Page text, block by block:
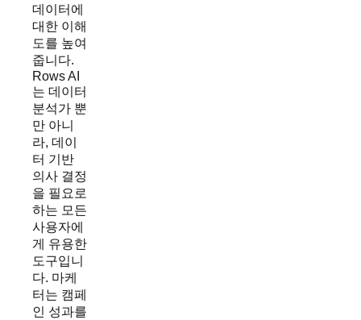
데이터에
대한 이해
도를 높여
줍니다.
Rows AI
는 데이터
분석가 뿐
만 아니
라, 데이
터 기반
의사 결정
을 필요로
하는 모든
사용자에
게 유용한
도구입니
다. 마케
터는 캠페
인 성과를